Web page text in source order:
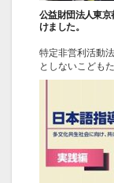
公益財団法人東
けました。
特定非営利活動
としないこども
グループのひと
創生財団のイン
もたちの不就学
本では外国人の
の家族と...
2026-06-05
イベント